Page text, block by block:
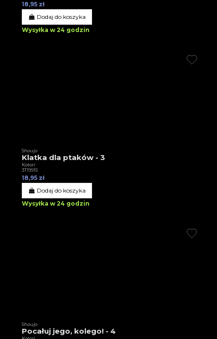
18,95 zł
Dodaj do koszyka
Wysyłka w 24 godzin
Shoujo
Klatka dla ptaków - 3
Kotori
3T19915
18,95 zł
Dodaj do koszyka
Wysyłka w 24 godzin
Shoujo
Pocałuj jego, kolego! - 4